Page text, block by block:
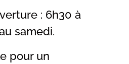
: 6h30 à
samedi.
pour un